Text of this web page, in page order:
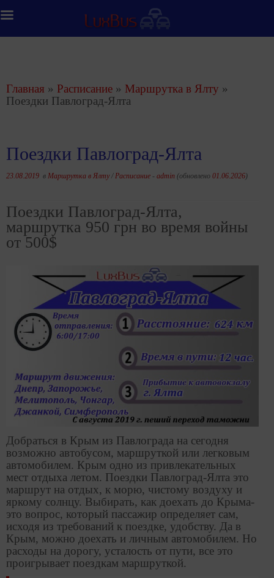
Главная » Расписание » Маршрутка в Ялту »
Поездки Павлоград-Ялта
Поездки Павлоград-Ялта
23.08.2019 в Маршрутка в Ялту /Расписание - admin (обновлено 01.06.2026)
Поездки Павлоград-Ялта,
маршрутка 950 грн во время войны
от 500$
Добраться в Крым из Павлограда на сегодня
возможно автобусом, маршруткой или легковым
автомобилем. Крым одно из привлекательных
мест отдыха летом. Поездки Павлоград-Ялта это
маршрут на отдых, к морю, чистому воздуху и
яркому солнцу. Выбирать, как доехать до Крыма-
это вопрос, который пассажир определяет сам,
исходя из требований к поездке, удобству. Да в
Крым, можно доехать и личным автомобилем. Но
расходы на дорогу, усталость от пути, все это
проигрывает поездкам маршруткой.